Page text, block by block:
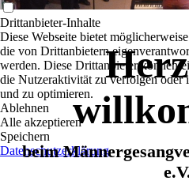
beim
Drittanbieter-Inhalte
Diese Webseite bietet
die von Drittanbietern
werden. Diese Drittanbieter können
die Nutzeraktivität zu verfolgen oder
und zu optimieren.
Ablehnen
Alle akzeptieren
Speichern
Datenschutzerklärung